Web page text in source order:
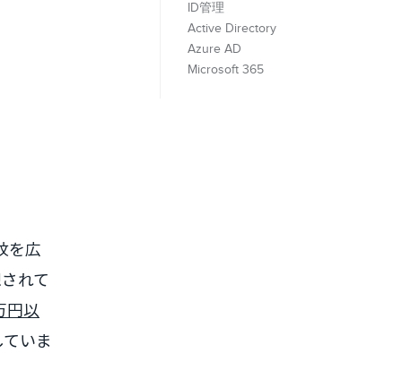
を広
れて
円以
いま
ID管理
Active Directory
Azure AD
Microsoft 365